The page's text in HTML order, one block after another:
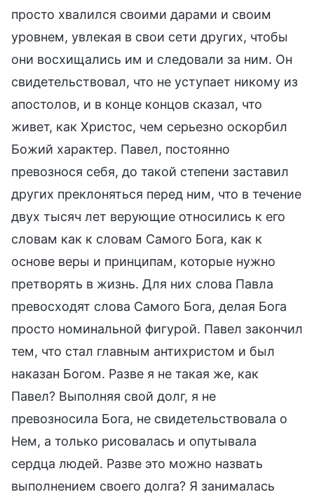
просто хвалился своими дарами и своим
уровнем, увлекая в свои сети других, чтобы
они восхищались им и следовали за ним. Он
свидетельствовал, что не уступает никому из
апостолов, и в конце концов сказал, что
живет, как Христос, чем серьезно оскорбил
Божий характер. Павел, постоянно
превознося себя, до такой степени заставил
других преклоняться перед ним, что в течение
двух тысяч лет верующие относились к его
словам как к словам Самого Бога, как к
основе веры и принципам, которые нужно
претворять в жизнь. Для них слова Павла
превосходят слова Самого Бога, делая Бога
просто номинальной фигурой. Павел закончил
тем, что стал главным антихристом и был
наказан Богом. Разве я не такая же, как
Павел? Выполняя свой долг, я не
превозносила Бога, не свидетельствовала о
Нем, а только рисовалась и опутывала
сердца людей. Разве это можно назвать
выполнением своего долга? Я занималась